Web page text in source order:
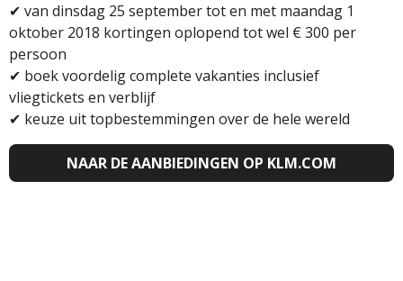
✔ van dinsdag 25 september tot en met maandag 1
oktober 2018 kortingen oplopend tot wel € 300 per
persoon
✔ boek voordelig complete vakanties inclusief
vliegtickets en verblijf
✔ keuze uit topbestemmingen over de hele wereld
NAAR DE AANBIEDINGEN OP KLM.COM